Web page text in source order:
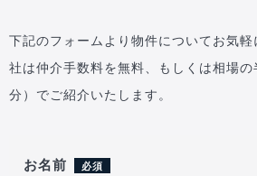
下記のフォームより物件についてお気
社は仲介手数料を無料、もしくは相場
分）でご紹介いたします。
お名前 必須